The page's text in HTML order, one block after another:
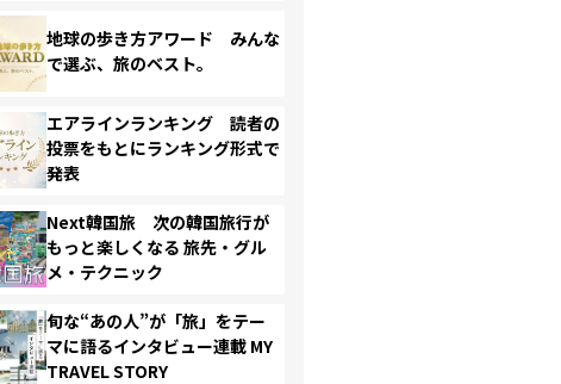
地球の歩き方アワード みんな
で選ぶ、旅のベスト。
エアラインランキング 読者の
投票をもとにランキング形式で
発表
Next韓国旅 次の韓国旅行が
もっと楽しくなる 旅先・グル
メ・テクニック
旬な“あの人”が「旅」をテー
マに語るインタビュー連載 MY
TRAVEL STORY